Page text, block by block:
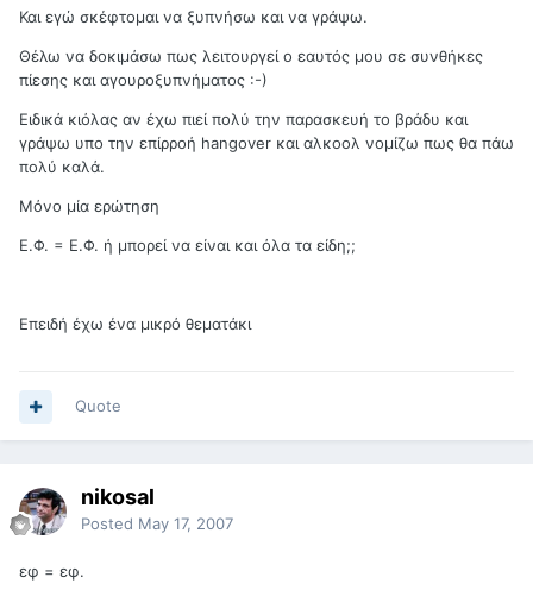
Και εγώ σκέφτομαι να ξυπνήσω και να γράψω.
Θέλω να δοκιμάσω πως λειτουργεί ο εαυτός μου σε συνθήκες
πίεσης και αγουροξυπνήματος :-)
Ειδικά κιόλας αν έχω πιεί πολύ την παρασκευή το βράδυ και
γράψω υπο την επίρροή hangover και αλκοολ νομίζω πως θα πάω
πολύ καλά.
Μόνο μία ερώτηση
Ε.Φ. = Ε.Φ. ή μπορεί να είναι και όλα τα είδη;;
Επειδή έχω ένα μικρό θεματάκι
Quote
nikosal
Posted May 17, 2007
εφ = εφ.